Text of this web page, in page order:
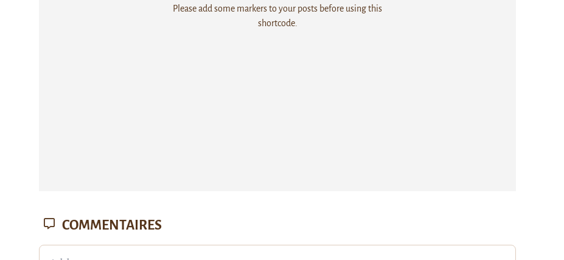
Please add some markers to your posts before using this
shortcode.
COMMENTAIRES